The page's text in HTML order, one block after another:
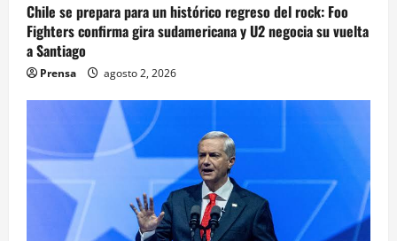
Chile se prepara para un histórico regreso del rock: Foo
Fighters confirma gira sudamericana y U2 negocia su vuelta
a Santiago
Prensa agosto 2, 2026